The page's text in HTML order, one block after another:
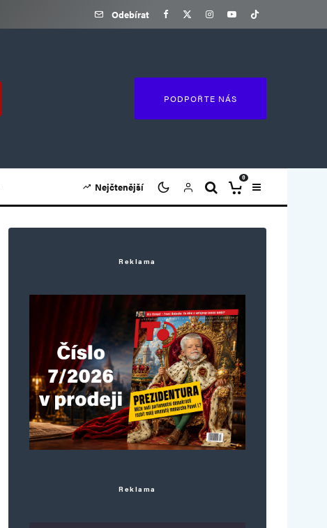
Odebírat
PODPOŘTE NÁS
Nejčtenější
0
Reklama
Reklama